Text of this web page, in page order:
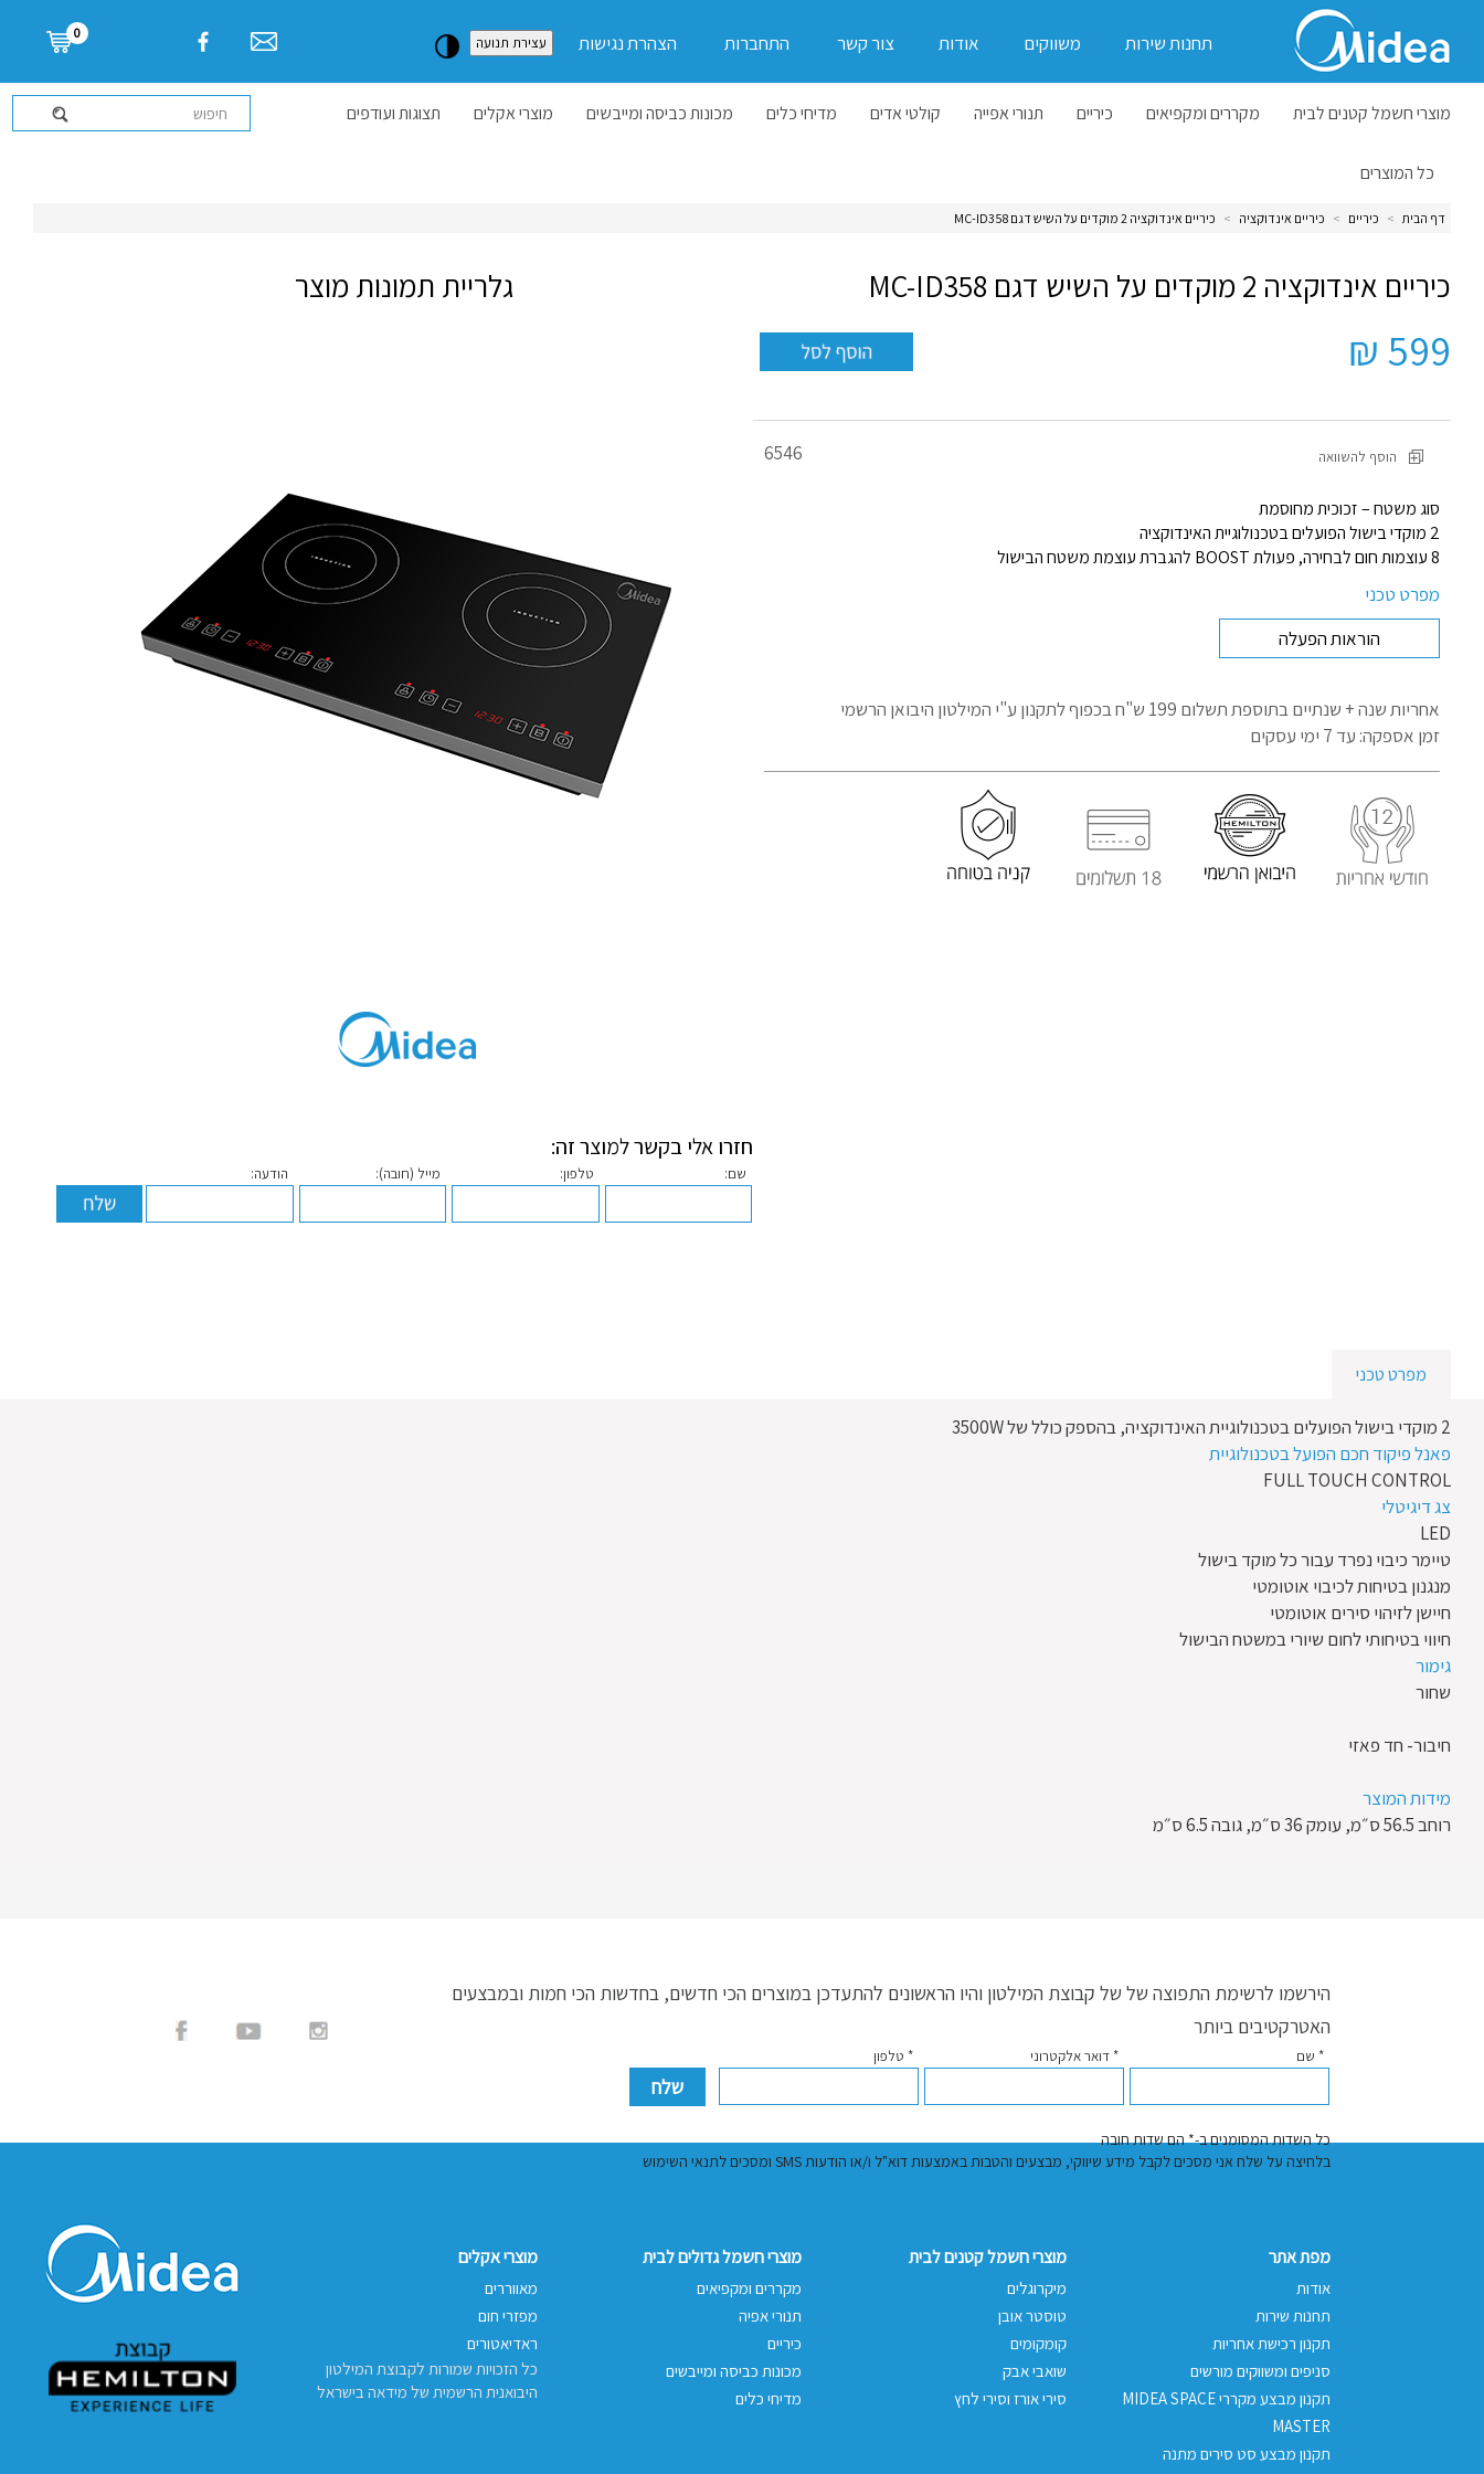
תחנות שירות
משווקים אודות צור קשר התחברות הצהרת נגישות עצירת תנועה
0
מוצרי חשמל קטנים לבית מקררים ומקפיאים כיריים תנורי אפייה קולטי אדים מדיחי כלים מכונות כביסה ומייבשים מוצרי אקלים תצוגות ועודפים
כל המוצרים
דף הבית > כיריים > כיריים אינדוקציה > כיריים אינדוקציה 2 מוקדים על השיש דגם MC-ID358
כיריים אינדוקציה 2 מוקדים על השיש דגם MC-ID358
599 ₪
מק"ט
6546 הוסף להשוואה
סוג משטח – זכוכית מחוסמת
2 מוקדי בישול הפועלים בטכנולוגיית האינדוקציה
8 עוצמות חום לבחירה, פעולת BOOST להגברת עוצמת משטח הבישול
מפרט טכני
הוראות הפעלה
אחריות שנה + שנתיים בתוספת תשלום 199 ש"ח בכפוף לתקנון
ע"י המילטון היבואן הרשמי
זמן אספקה: עד 7 ימי עסקים
גלריית תמונות מוצר
חזרו אלי בקשר למוצר זה:
שם: טלפון: מייל (חובה): הודעה:
מפרט טכני
2 מוקדי בישול הפועלים בטכנולוגיית האינדוקציה, בהספק כולל של 3500W
פאנל פיקוד חכם הפועל בטכנולוגיית
FULL TOUCH CONTROL
צג דיגיטלי
LED
טיימר כיבוי נפרד עבור כל מוקד בישול
מנגנון בטיחות לכיבוי אוטומטי
חיישן לזיהוי סירים אוטומטי
חיווי בטיחותי לחום שיורי במשטח הבישול
גימור
שחור
חיבור- חד פאזי
מידות המוצר
רוחב 56.5 ס״מ, עומק 36 ס״מ, גובה 6.5 ס״מ
הירשמו לרשימת התפוצה של של קבוצת המילטון והיו הראשונים להתעדכן במוצרים הכי חדשים, בחדשות הכי חמות ובמבצעים
האטרקטיבים ביותר
* שם * דואר אלקטרוני * טלפון
כל השדות המסומנים ב-* הם שדות חובה
בלחיצה על שלח אני מסכים לקבל מידע שיווקי, מבצעים והטבות באמצעות דוא"ל ו/או הודעות SMS ומסכים לתנאי השימוש
מפת אתר
אודות
תחנות שירות
תקנון רכישת אחריות
סניפים ומשווקים מורשים
תקנון מבצע מקררי MIDEA SPACE
MASTER
תקנון מבצע סט סירים מתנה
מוצרי חשמל קטנים לבית
מיקרוגלים
טוסטר אובן
קומקומים
שואבי אבק
סירי אורז וסירי לחץ
מוצרי חשמל גדולים לבית
מקררים ומקפיאים
תנורי אפיה
כיריים
מכונות כביסה ומייבשים
מדיחי כלים
מוצרי אקלים
מאווררים
מפזרי חום
ראדיאטורים
כל הזכויות שמורות לקבוצת המילטון
היבואנית הרשמית של מידאה בישראל